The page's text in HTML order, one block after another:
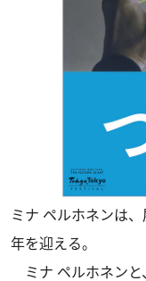
ミナ ペルホネンは
年を迎える。
ミナ ペルホネンと